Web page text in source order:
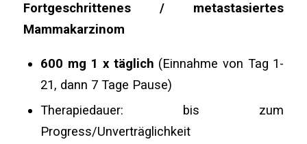
Fortgeschrittenes / metastasiertes
Mammakarzinom
600 mg 1 x täglich (Einnahme von Tag 1-
21, dann 7 Tage Pause)
Therapiedauer: bis zum
Progress/Unverträglichkeit